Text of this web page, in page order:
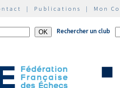
| Publications | Mon
Rechercher un club